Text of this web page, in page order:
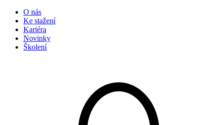
O nás
Ke stažení
Kariéra
Novinky
Školení